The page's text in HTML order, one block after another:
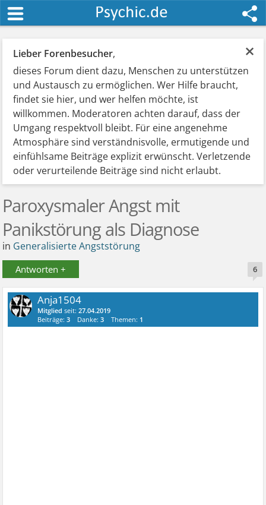
×
Lieber Forenbesucher,
dieses Forum dient dazu, Menschen zu unterstützen
und Austausch zu ermöglichen. Wer Hilfe braucht,
findet sie hier, und wer helfen möchte, ist
willkommen. Moderatoren achten darauf, dass der
Umgang respektvoll bleibt. Für eine angenehme
Atmosphäre sind verständnisvolle, ermutigende und
einfühlsame Beiträge explizit erwünscht. Verletzende
oder verurteilende Beiträge sind nicht erlaubt.
Paroxysmaler Angst mit
Panikstörung als Diagnose
in Generalisierte Angststörung
Antworten + 6
Anja1504
Mitglied seit:27.04.2019
Beiträge:3 Danke:3 Themen: 1